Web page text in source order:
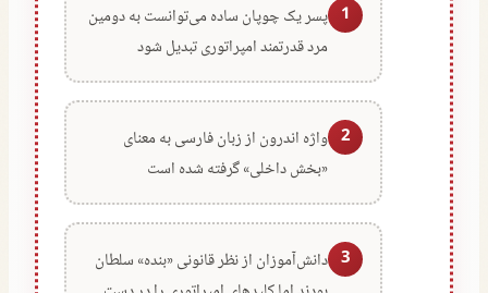
1 پسر یک چوپان ساده می‌توانست به دومین
مرد قدرتمند امپراتوری تبدیل شود
2 واژه اندرون از زبان فارسی به معنای
«بخش داخلی» گرفته شده است
3 دانش‌آموزان از نظر قانونی «بنده» سلطان